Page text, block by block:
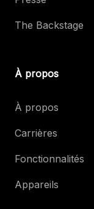
The Backstage
À propos
À propos
Carrières
Fonctionnalités
Appareils